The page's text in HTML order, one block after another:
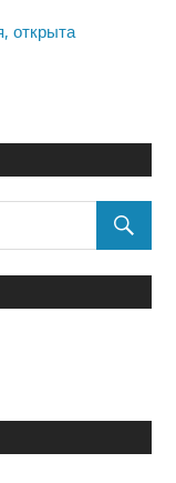
открыта